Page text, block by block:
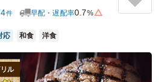
級感があり、ふたを開けた瞬間に気
ずついろいろな味を楽しめて、最
した。
して選べるお弁当だと思います。
チ会
件 早配・遅配率0.7%
応 和食 洋食